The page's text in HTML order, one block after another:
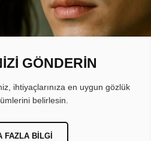
GÖNDERİN
ihtiyaçlarınıza en uygun gözlük
belirlesin.
FAZLA BILGI